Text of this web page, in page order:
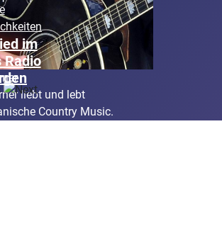
liebt und lebt
Country Music.
im
Radio